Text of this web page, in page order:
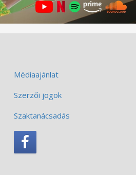
Médiaajánlat
Szerzői jogok
Szaktanácsadás